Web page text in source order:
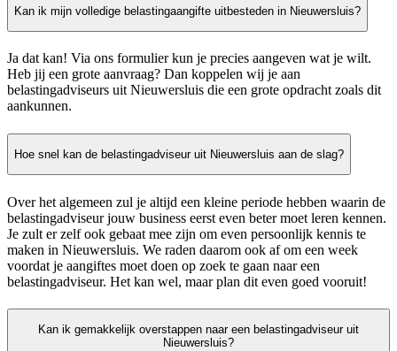
Kan ik mijn volledige belastingaangifte uitbesteden in Nieuwersluis?
Ja dat kan! Via ons formulier kun je precies aangeven wat je wilt.
Heb jij een grote aanvraag? Dan koppelen wij je aan
belastingadviseurs uit Nieuwersluis die een grote opdracht zoals dit
aankunnen.
Hoe snel kan de belastingadviseur uit Nieuwersluis aan de slag?
Over het algemeen zul je altijd een kleine periode hebben waarin de
belastingadviseur jouw business eerst even beter moet leren kennen.
Je zult er zelf ook gebaat mee zijn om even persoonlijk kennis te
maken in Nieuwersluis. We raden daarom ook af om een week
voordat je aangiftes moet doen op zoek te gaan naar een
belastingadviseur. Het kan wel, maar plan dit even goed vooruit!
Kan ik gemakkelijk overstappen naar een belastingadviseur uit
Nieuwersluis?